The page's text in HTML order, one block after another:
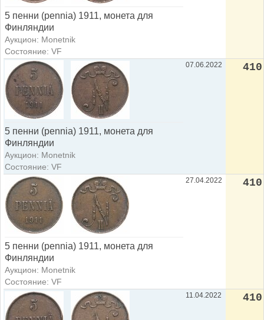
5 пенни (pennia) 1911, монета для
Финляндии
Аукцион: Monetnik
Состояние: VF
5 пенни (pennia) 1911, монета для
Финляндии
Аукцион: Monetnik
Состояние: VF
07.06.2022 410
5 пенни (pennia) 1911, монета для
Финляндии
Аукцион: Monetnik
Состояние: VF
27.04.2022 410
11.04.2022 410